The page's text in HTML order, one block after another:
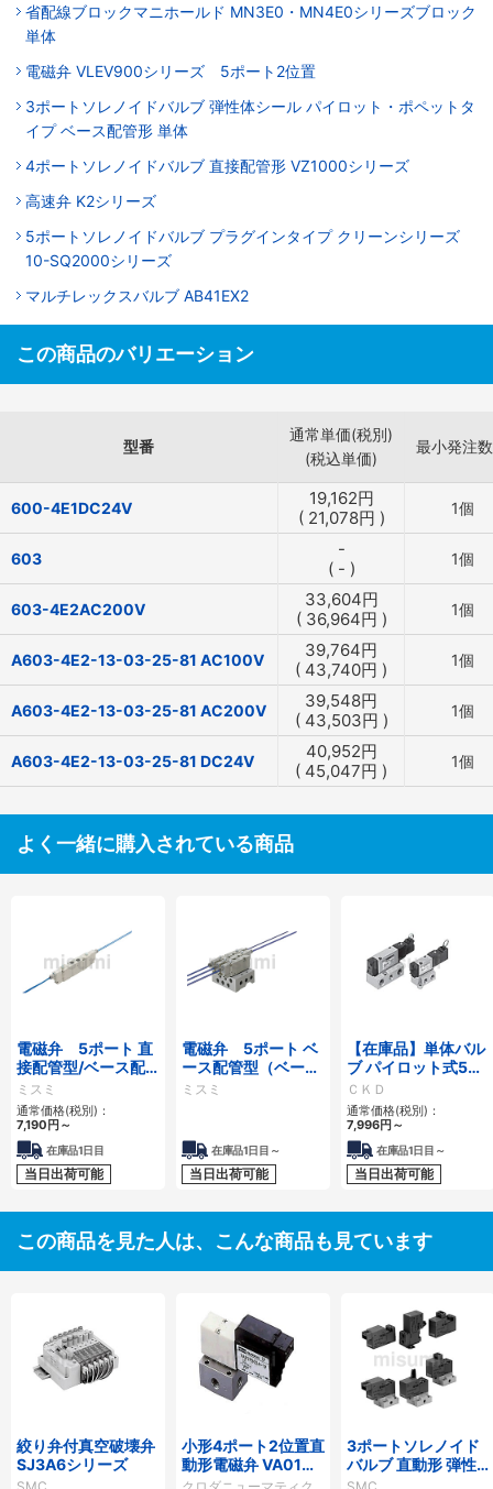
省配線ブロックマニホールド MN3E0・MN4E0シリーズブロック
単体
電磁弁 VLEV900シリーズ 5ポート2位置
3ポートソレノイドバルブ 弾性体シール パイロット・ポペットタ
イプ ベース配管形 単体
4ポートソレノイドバルブ 直接配管形 VZ1000シリーズ
高速弁 K2シリーズ
5ポートソレノイドバルブ プラグインタイプ クリーンシリーズ
10-SQ2000シリーズ
マルチレックスバルブ AB41EX2
この商品のバリエーション
型番
通常単価(税別)
(税込単価)
最小発注
600-4E1DC24V 19,162円
( 21,078円 ) 1個
603
-
( - ) 1個
603-4E2AC200V 33,604円
( 36,964円 ) 1個
A603-4E2-13-03-25-81 AC100V 39,764円
( 43,740円 ) 1個
A603-4E2-13-03-25-81 AC200V 39,548円
( 43,503円 ) 1個
A603-4E2-13-03-25-81 DC24V 40,952円
( 45,047円 ) 1個
よく一緒に購入されている商品
電磁弁 5ポート 直
接配管型/ベース配
管型（単体）
ミスミ
通常価格(税別)：
7,190円～
在庫品1日目
当日出荷可能
電磁弁 5ポート ベ
ース配管型（ベース
+電磁弁）/ベース単
ミスミ
在庫品1日目～
当日出荷可能
【在庫品】単体バル
ブ パイロット式5ポ
ート弁 4KB1～4シ
リーズ
ＣＫＤ
通常価格(税別)：
7,996円～
在庫品1日目～
当日出荷可能
この商品を見た人は、こんな商品も見ています
絞り弁付真空破壊弁
SJ3A6シリーズ
小形4ポート2位置直
動形電磁弁 VA01／
PSC24
3ポートソレノイド
バルブ 直動形 弾性
体シール クリーンシ